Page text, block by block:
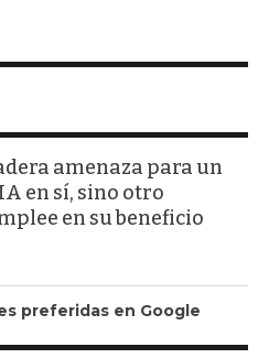
amenaza para un
en sí, sino otro
en su beneficio
preferidas en Google